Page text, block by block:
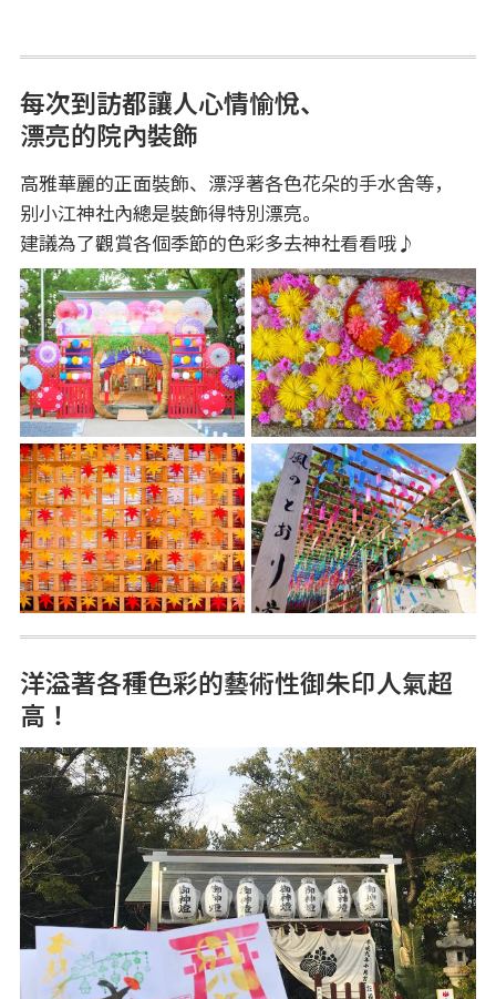
每次到訪都讓人心情愉悅、
漂亮的院內裝飾
高雅華麗的正面裝飾、漂浮著各色花朵的手水舍等，
别小江神社內總是裝飾得特別漂亮。
建議為了觀賞各個季節的色彩多去神社看看哦♪
洋溢著各種色彩的藝術性御朱印人氣超
高！